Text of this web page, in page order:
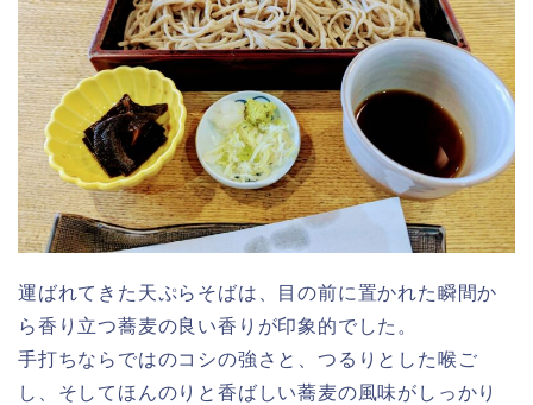
運ばれてきた天ぷらそばは、目の前に置かれた瞬間か
ら香り立つ蕎麦の良い香りが印象的でした。
手打ちならではのコシの強さと、つるりとした喉ご
し、そしてほんのりと香ばしい蕎麦の風味がしっかり